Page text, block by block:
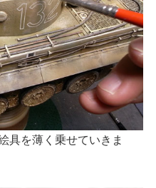
具を薄く乗せていきま